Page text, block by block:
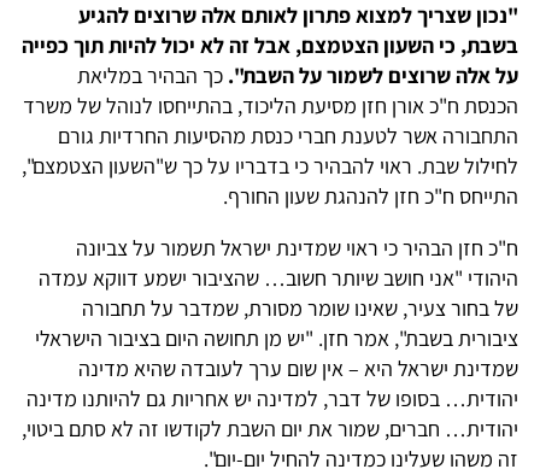
"נכון שצריך למצוא פתרון לאותם אלה שרוצים להגיע
בשבת, כי השעון הצטמצם, אבל זה לא יכול להיות תוך כפייה
על אלה שרוצים לשמור על השבת". כך הבהיר במליאת
הכנסת ח"כ אורן חזן מסיעת הליכוד, בהתייחסו לנוהל של משרד
התחבורה אשר לטענת חברי כנסת מהסיעות החרדיות גורם
לחילול שבת. ראוי להבהיר כי בדבריו על כך ש"השעון הצטמצם",
התייחס ח"כ חזן להנהגת שעון החורף.
ח"כ חזן הבהיר כי ראוי שמדינת ישראל תשמור על צביונה
היהודי "אני חושב שיותר חשוב… שהציבור ישמע דווקא עמדה
של בחור צעיר, שאינו שומר מסורת, שמדבר על תחבורה
ציבורית בשבת", אמר חזן. "יש מן תחושה היום בציבור הישראלי
שמדינת ישראל היא – אין שום ערך לעובדה שהיא מדינה
יהודית… בסופו של דבר, למדינה יש אחריות גם להיותנו מדינה
יהודית… חברים, שמור את יום השבת לקודשו זה לא סתם ביטוי,
זה משהו שעלינו כמדינה להחיל יום-יום".